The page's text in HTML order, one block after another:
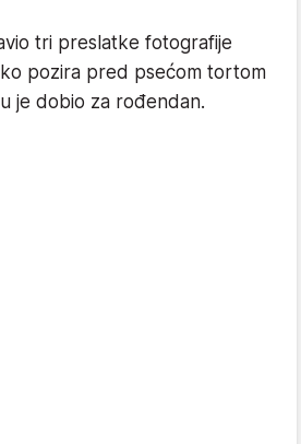
tri preslatke fotografije
pozira pred psećom tortom
je dobio za rođendan.